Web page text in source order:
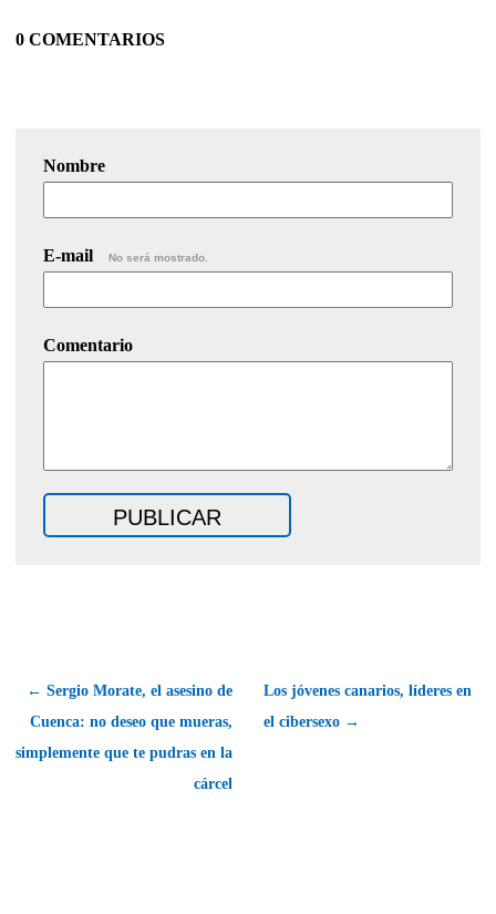
0 COMENTARIOS
Nombre
E-mail No será mostrado.
Comentario
← Sergio Morate, el asesino de
Cuenca: no deseo que mueras,
simplemente que te pudras en la
cárcel
Los jóvenes canarios, líderes en
el cibersexo →